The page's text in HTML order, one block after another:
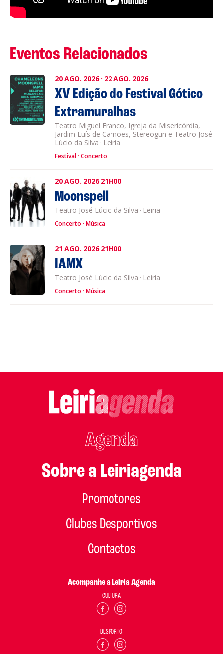
Eventos Relacionados
20AGO. 2026 · 22AGO. 2026
XV Edição do Festival Gótico
Extramuralhas
Teatro Miguel Franco, Igreja da Misericórdia,
Jardim Luís de Camões, Stereogun e Teatro José
Lúcio da Silva · Leiria
Festival Concerto
20AGO. 2026 21H00
Moonspell
Teatro José Lúcio da Silva · Leiria
Concerto Música
21 AGO. 2026 21H00
IAMX
Teatro José Lúcio da Silva · Leiria
Concerto Música
Agenda
Sobre a Leiriagenda
Promotores
Clubes Desportivos
Contactos
Acompanhe a Leiria Agenda
CULTURA
DESPORTO